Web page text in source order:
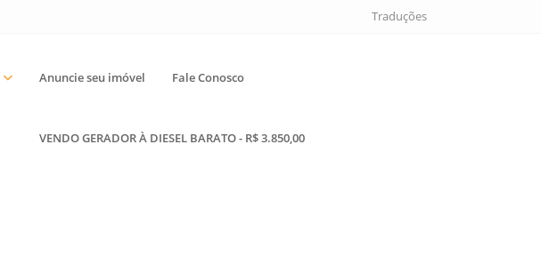
Traduções
Anuncie seu imóvel Fale Conosco
VENDO GERADOR À DIESEL BARATO - R$ 3.850,00